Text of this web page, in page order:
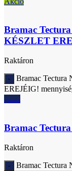
Bramac
KÉSZLET
Raktáron
Bramac Tectura
EREJÉIG!
Ajánlatkérés
Bramac
Raktáron
Bramac Tectura